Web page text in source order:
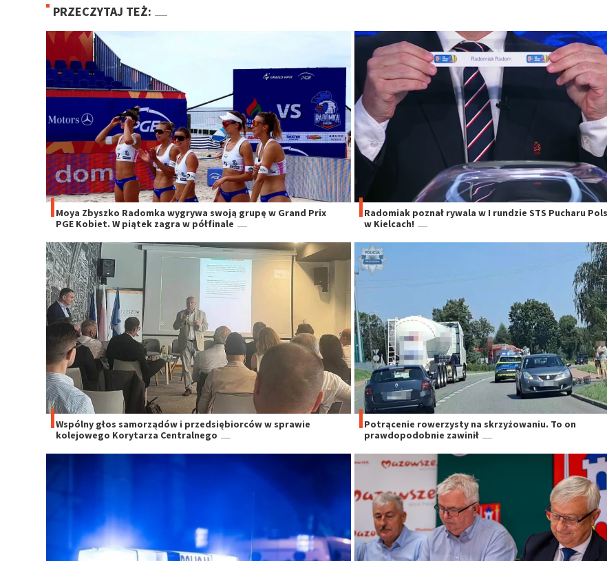
PRZECZYTAJ TEŻ:
Moya Zbyszko Radomka wygrywa swoją grupę w Grand Prix
PGE Kobiet. W piątek zagra w półfinale
Radomiak poznał rywala w I rundzie STS Pucharu
w Kielcach!
Wspólny głos samorządów i przedsiębiorców w sprawie
kolejowego Korytarza Centralnego
Potrącenie rowerzysty na skrzyżowaniu. To on
prawdopodobnie zawinił